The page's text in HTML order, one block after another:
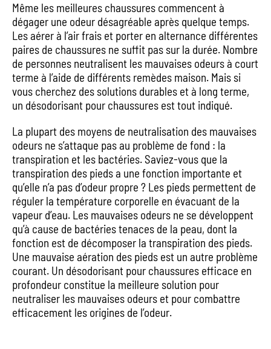
Même les meilleures chaussures commencent à
dégager une odeur désagréable après quelque temps.
Les aérer à l’air frais et porter en alternance différentes
paires de chaussures ne suffit pas sur la durée. Nombre
de personnes neutralisent les mauvaises odeurs à court
terme à l’aide de différents remèdes maison. Mais si
vous cherchez des solutions durables et à long terme,
un désodorisant pour chaussures est tout indiqué.
La plupart des moyens de neutralisation des mauvaises
odeurs ne s’attaque pas au problème de fond : la
transpiration et les bactéries. Saviez-vous que la
transpiration des pieds a une fonction importante et
qu’elle n’a pas d’odeur propre ? Les pieds permettent de
réguler la température corporelle en évacuant de la
vapeur d’eau. Les mauvaises odeurs ne se développent
qu’à cause de bactéries tenaces de la peau, dont la
fonction est de décomposer la transpiration des pieds.
Une mauvaise aération des pieds est un autre problème
courant. Un désodorisant pour chaussures efficace en
profondeur constitue la meilleure solution pour
neutraliser les mauvaises odeurs et pour combattre
efficacement les origines de l’odeur.